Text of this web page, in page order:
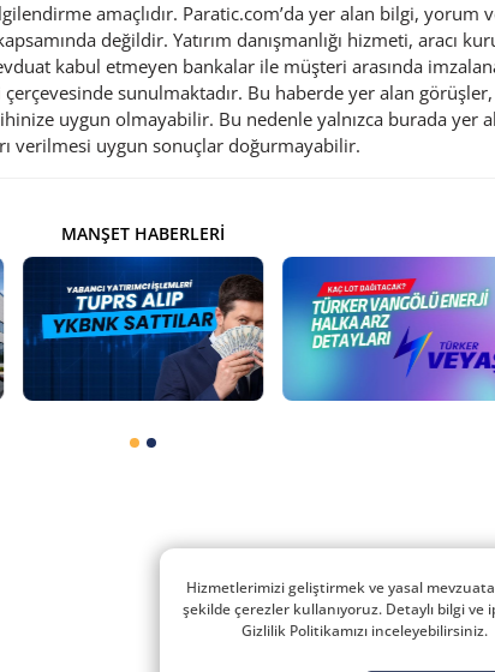
amaçlıdır. Paratic.com’da yer alan bilgi, yorum
değildir. Yatırım danışmanlığı hizmeti, aracı
kabul etmeyen bankalar ile müşteri arasında
çerçevesinde sunulmaktadır. Bu haberde yer alan
uygun olmayabilir. Bu nedenle yalnızca burada yer
verilmesi uygun sonuçlar doğurmayabilir.
MANŞET HABERLERI
Hizmetlerimizi geliştirmek ve yasal
şekilde çerezler kullanıyoruz. Detaylı bilgi ve
Gizlilik Politikamızı inceleyebilirsiniz.